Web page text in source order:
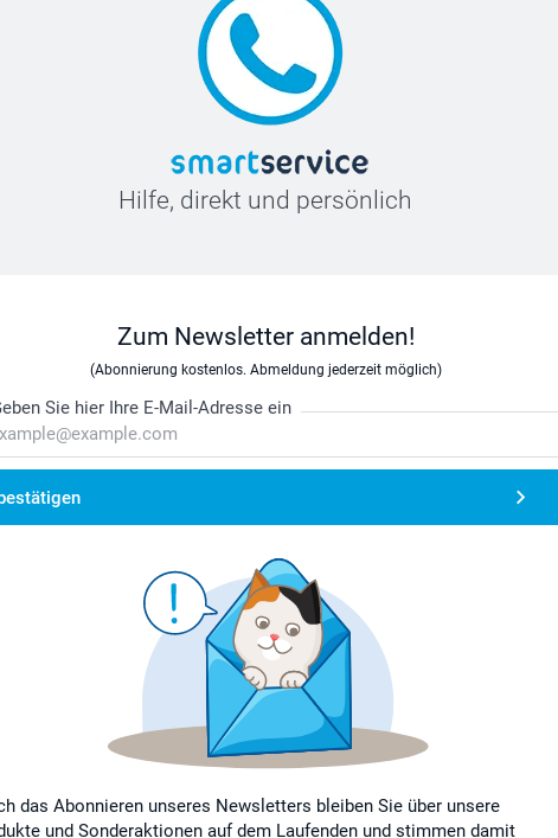
Hilfe, direkt und persönlich
Zum Newsletter anmelden!
(Abonnierung kostenlos. Abmeldung jederzeit möglich)
Sie hier Ihre E-Mail-Adresse ein
das Abonnieren unseres Newsletters bleiben Sie über unsere
und Sonderaktionen auf dem Laufenden und stimmen damit